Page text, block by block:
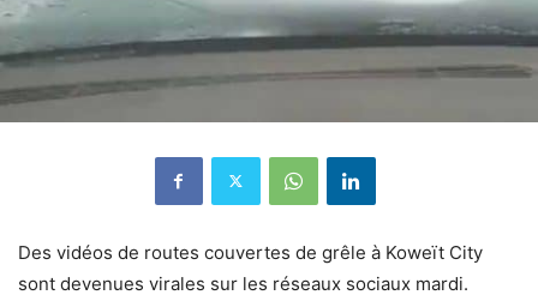
Des vidéos de routes couvertes de grêle à Koweït City
sont devenues virales sur les réseaux sociaux mardi.